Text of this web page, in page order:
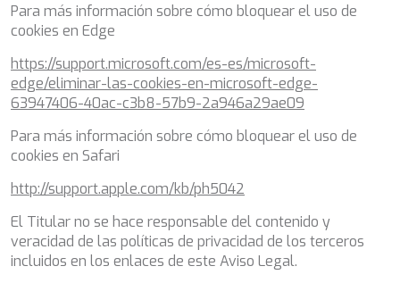
Para más información sobre cómo bloquear el uso de
cookies en Edge
https://support.microsoft.com/es-es/microsoft-
edge/eliminar-las-cookies-en-microsoft-edge-
63947406-40ac-c3b8-57b9-2a946a29ae09
Para más información sobre cómo bloquear el uso de
cookies en Safari
http://support.apple.com/kb/ph5042
El Titular no se hace responsable del contenido y
veracidad de las políticas de privacidad de los terceros
incluidos en los enlaces de este Aviso Legal.
PAREAKI
PAREAKKI
PERLA DEL MARE
PERSEVERANCE
PLAN B
PORTHOS SANS ABRI
PRANA
PROJECT STEEL
PURPOSE
QUANTUM
RAOUL W